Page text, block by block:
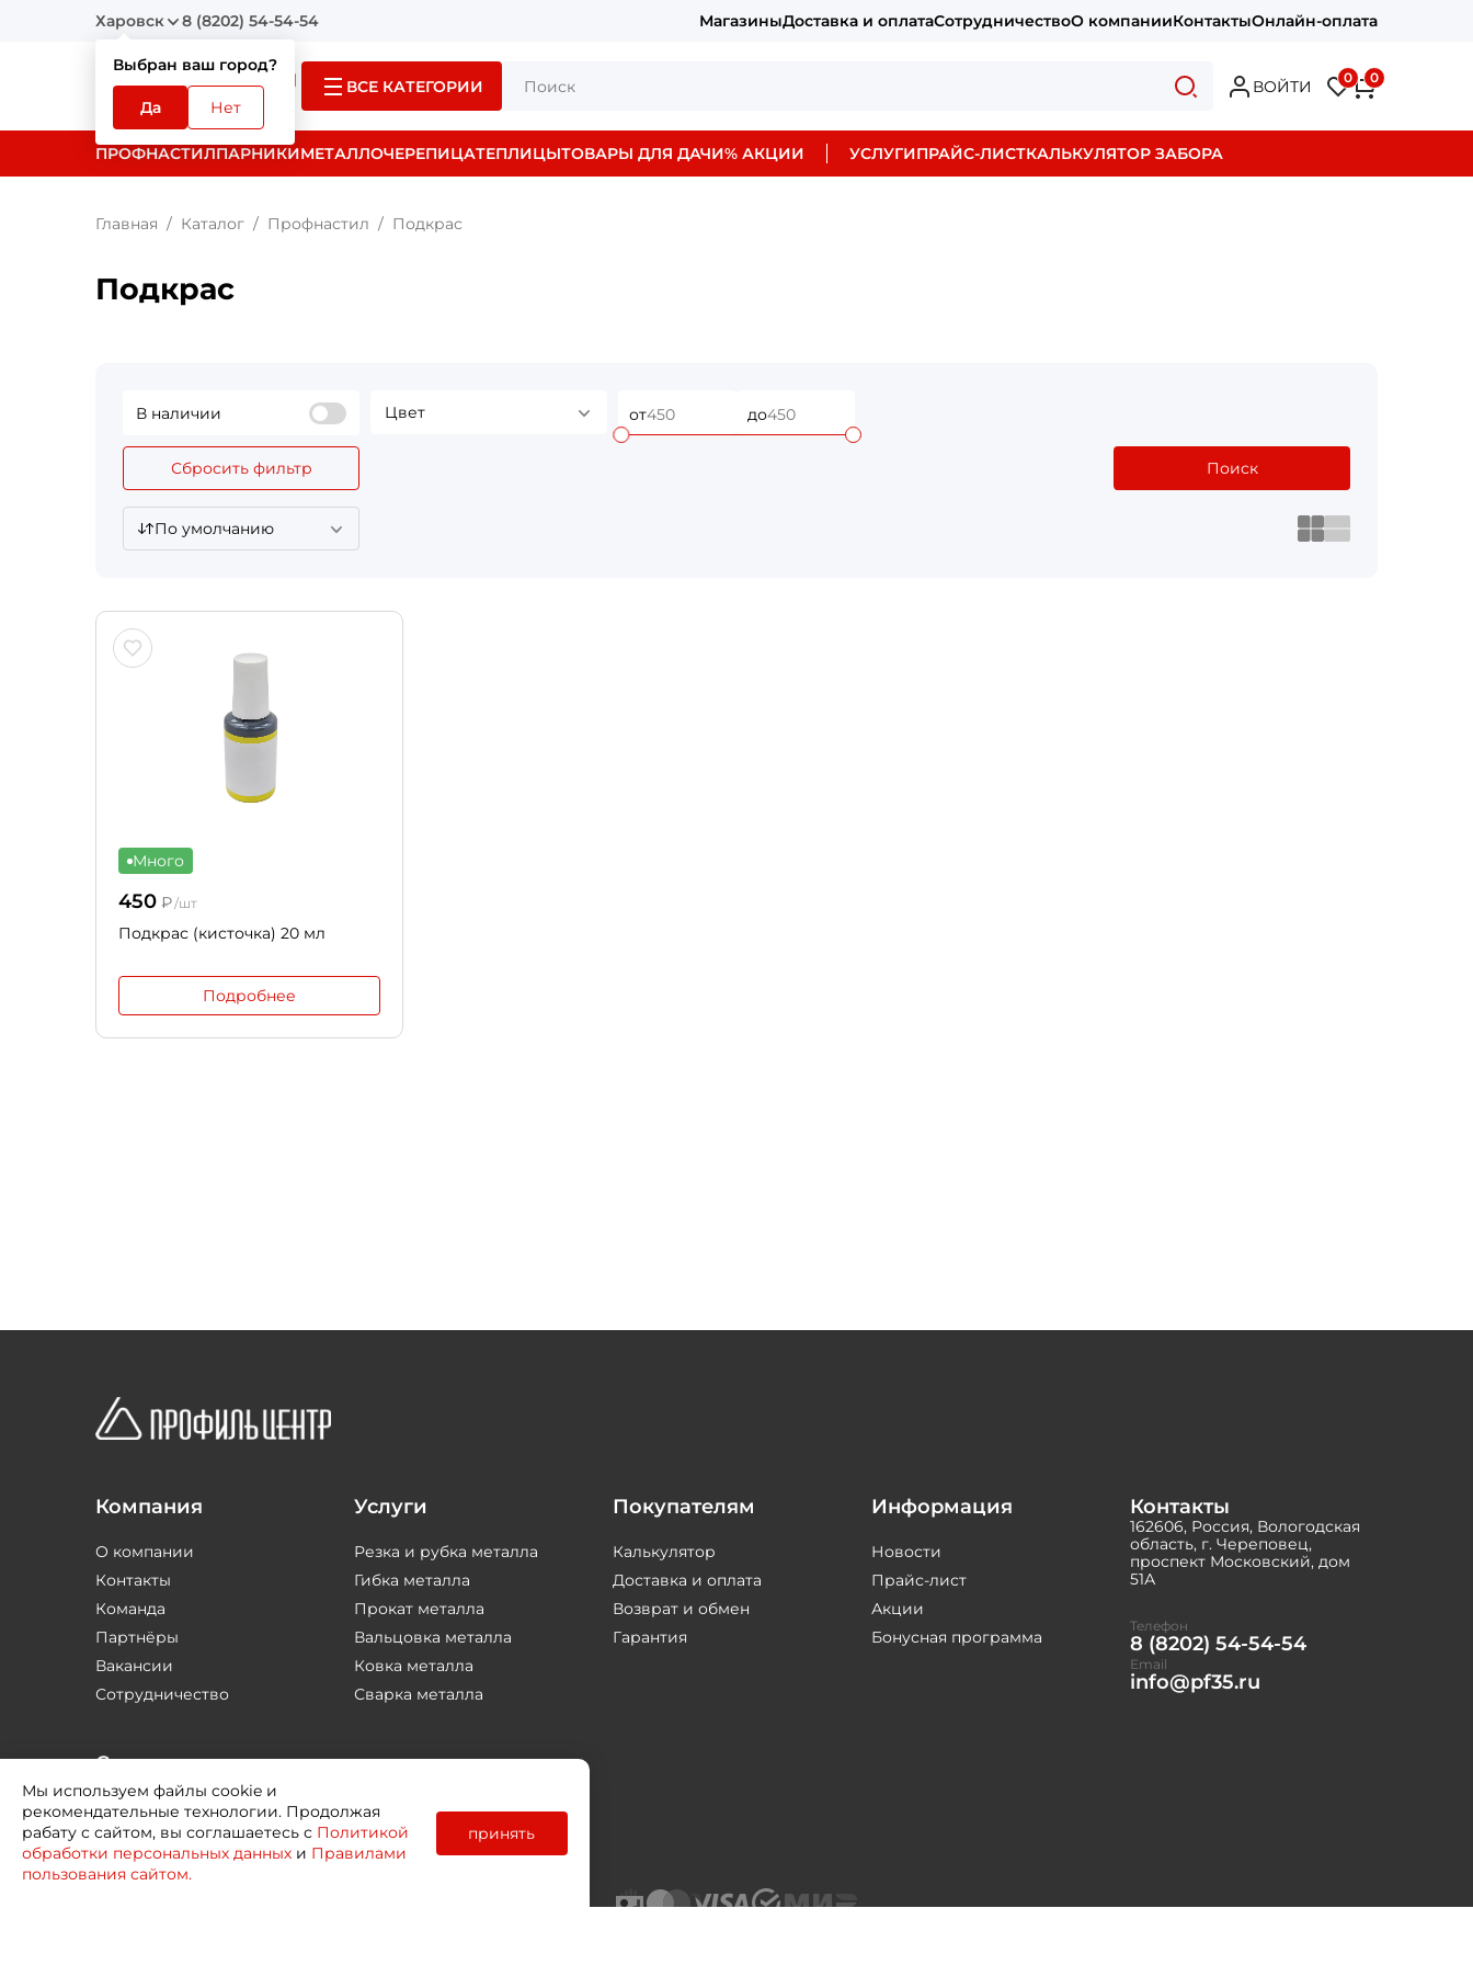
Харовск
Выбран ваш город?
Да Нет
8 (8202) 54-54-54 МагазиныДоставка и оплатаСотрудничествоО компанииКонтактыОнлайн-оплата
ВСЕ КАТЕГОРИИ ВОЙТИ 0 0
ПРОФНАСТИЛПАРНИКИМЕТАЛЛОЧЕРЕПИЦАТЕПЛИЦЫТОВАРЫ ДЛЯ ДАЧИ% АКЦИИ УСЛУГИПРАЙС-ЛИСТКАЛЬКУЛЯТОР ЗАБОРА
Главная Каталог Профнастил Подкрас
Подкрас
В наличии Цвет от до
Сбросить фильтр Поиск
По умолчанию
Много
450 ₽/шт
Подкрас (кисточка) 20 мл
Подробнее
Компания
О компании
Контакты
Команда
Партнёры
Вакансии
Сотрудничество
Услуги
Резка и рубка металла
Гибка металла
Прокат металла
Вальцовка металла
Ковка металла
Сварка металла
Покупателям
Калькулятор
Доставка и оплата
Возврат и обмен
Гарантия
Информация
Новости
Прайс-лист
Акции
Бонусная программа
Контакты
162606, Россия, Вологодская
область, г. Череповец,
проспект Московский, дом
51А
Телефон
8 (8202) 54-54-54
Email
info@pf35.ru
Соцсети
Мы используем файлы cookie и
рекомендательные технологии. Продолжая
рабату с сайтом, вы соглашаетесь с Политикой
обработки персональных данных и Правилами
пользования сайтом.
принять